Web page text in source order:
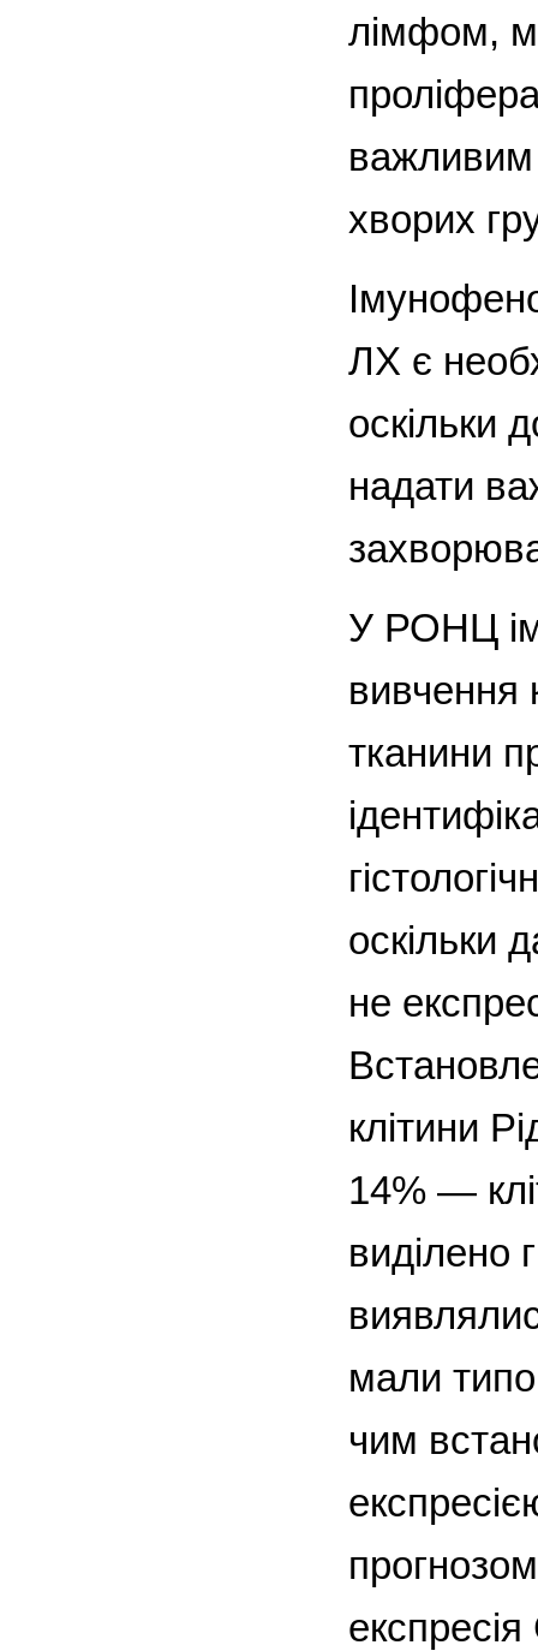
лімфом,
важливим
хворих
ЛХ є
оскільки
надати
У РОНЦ
вивчення
тканини
оскільки
не
клітини
14% —
виділено
мали
чим